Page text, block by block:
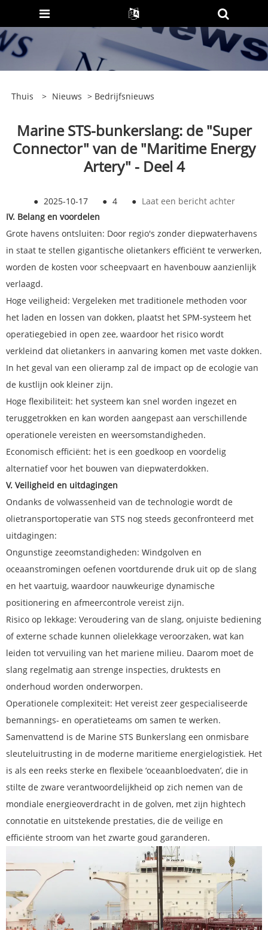
Thuis > Nieuws > Bedrijfsnieuws
Marine STS-bunkerslang: de "Super
Connector" van de "Maritime Energy
Artery" - Deel 4
● 2025-10-17 ● 4 ● Laat een bericht achter
IV. Belang en voordelen
Grote havens ontsluiten: Door regio's zonder diepwaterhavens
in staat te stellen gigantische olietankers efficiënt te verwerken,
worden de kosten voor scheepvaart en havenbouw aanzienlijk
verlaagd.
Hoge veiligheid: Vergeleken met traditionele methoden voor
het laden en lossen van dokken, plaatst het SPM-systeem het
operatiegebied in open zee, waardoor het risico wordt
verkleind dat olietankers in aanvaring komen met vaste dokken.
In het geval van een olieramp zal de impact op de ecologie van
de kustlijn ook kleiner zijn.
Hoge flexibiliteit: het systeem kan snel worden ingezet en
teruggetrokken en kan worden aangepast aan verschillende
operationele vereisten en weersomstandigheden.
Economisch efficiënt: het is een goedkoop en voordelig
alternatief voor het bouwen van diepwaterdokken.
V. Veiligheid en uitdagingen
Ondanks de volwassenheid van de technologie wordt de
olietransportoperatie van STS nog steeds geconfronteerd met
uitdagingen:
Ongunstige zeeomstandigheden: Windgolven en
oceaanstromingen oefenen voortdurende druk uit op de slang
en het vaartuig, waardoor nauwkeurige dynamische
positionering en afmeercontrole vereist zijn.
Risico op lekkage: Veroudering van de slang, onjuiste bediening
of externe schade kunnen olielekkage veroorzaken, wat kan
leiden tot vervuiling van het mariene milieu. Daarom moet de
slang regelmatig aan strenge inspecties, druktests en
onderhoud worden onderworpen.
Operationele complexiteit: Het vereist zeer gespecialiseerde
bemannings- en operatieteams om samen te werken.
Samenvattend is de Marine STS Bunkerslang een onmisbare
sleuteluitrusting in de moderne maritieme energielogistiek. Het
is als een reeks sterke en flexibele ‘oceaanbloedvaten’, die in
stilte de zware verantwoordelijkheid op zich nemen van de
mondiale energieoverdracht in de golven, met zijn hightech
connotatie en uitstekende prestaties, die de veilige en
efficiënte stroom van het zwarte goud garanderen.